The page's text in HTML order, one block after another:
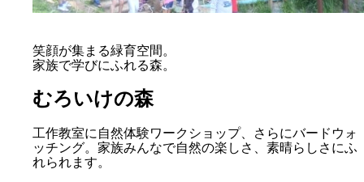
笑顔が集まる緑育空間。
家族で学びにふれる森。
むろいけの森
工作教室に自然体験ワークショップ、さらにバードウォ
ッチング。家族みんなで自然の楽しさ、素晴らしさにふ
れられます。